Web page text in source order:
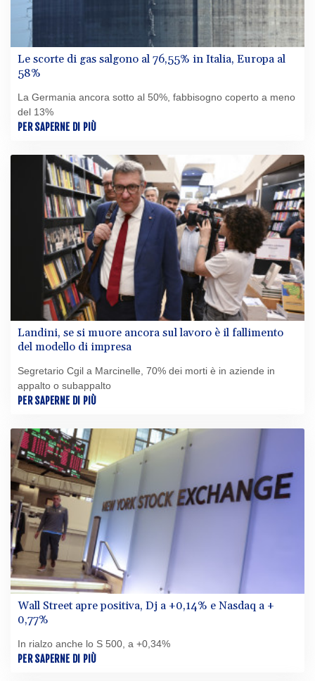
Le scorte di gas salgono al 76,55% in Italia, Europa al
58%
La Germania ancora sotto al 50%, fabbisogno coperto a meno
del 13%
PER SAPERNE DI PIÙ
Landini, se si muore ancora sul lavoro è il fallimento
del modello di impresa
Segretario Cgil a Marcinelle, 70% dei morti è in aziende in
appalto o subappalto
PER SAPERNE DI PIÙ
Wall Street apre positiva, Dj a +0,14% e Nasdaq a +
0,77%
In rialzo anche lo S 500, a +0,34%
PER SAPERNE DI PIÙ